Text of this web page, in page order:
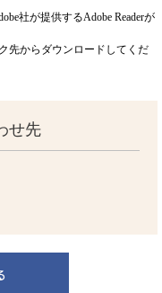
社が提供するAdobe Readerが
先からダウンロードしてくだ
せ先